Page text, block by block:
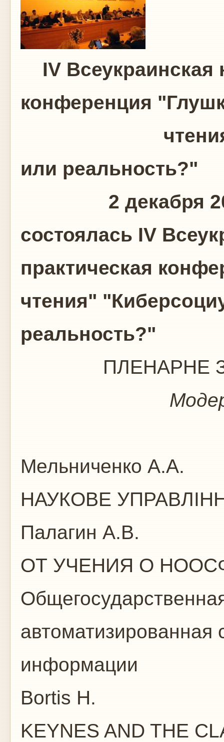
IV Всеукраинская
конференция
чтения"
или реальность?"
2 декабря
состоялась IV
практическая
чтения"
реальность?"
ПЛЕНАРНЕ
Мельниченко А.А.
НАУКОВЕ
Палагин А.В.
ОТ УЧЕНИЯ О
автоматизированная
информации
Bortis H.
KEYNES AND THE